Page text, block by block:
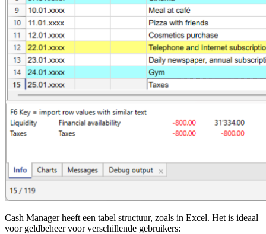
Cash Manager heeft een tabel structuur, zoals in Excel. Het is ideaal
voor geldbeheer voor verschillende gebruikers: